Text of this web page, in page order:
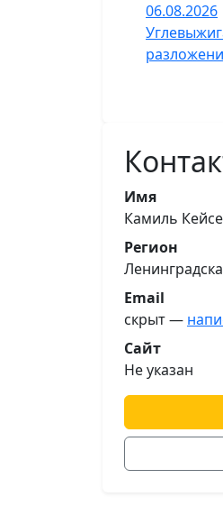
06.08.2026
Имя
Камиль
Регион
Email
скрыт —
Сайт
Не указан